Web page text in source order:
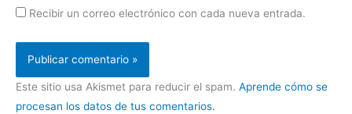
Recibir un correo electrónico con cada nueva entrada.
Este sitio usa Akismet para reducir el spam. Aprende cómo se
procesan los datos de tus comentarios.